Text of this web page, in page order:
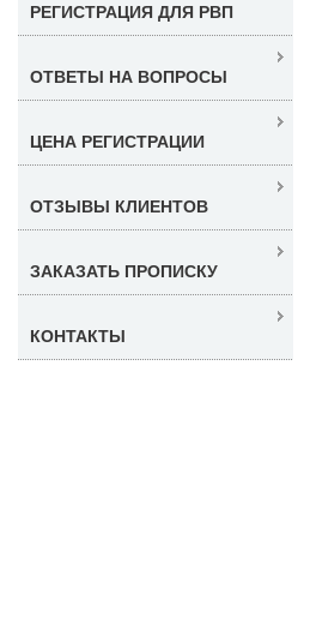
РЕГИСТРАЦИЯ ДЛЯ РВП
ОТВЕТЫ НА ВОПРОСЫ
ЦЕНА РЕГИСТРАЦИИ
ОТЗЫВЫ КЛИЕНТОВ
ЗАКАЗАТЬ ПРОПИСКУ
КОНТАКТЫ